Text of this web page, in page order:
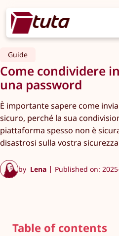
Guide
Come condividere
una password
È importante sapere come
sicuro, perché la sua
piattaforma spesso non è
disastrosi sulla vostra
by Lena Published on:
Table of contents